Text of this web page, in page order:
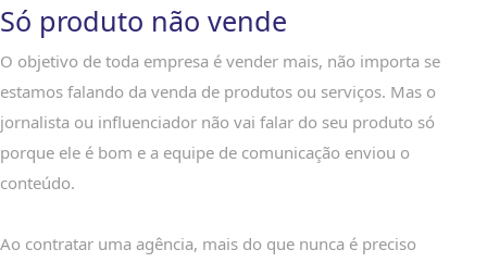
Só produto não vende
O objetivo de toda empresa é vender mais, não importa se
estamos falando da venda de produtos ou serviços. Mas o
jornalista ou influenciador não vai falar do seu produto só
porque ele é bom e a equipe de comunicação enviou o
conteúdo.
Ao contratar uma agência, mais do que nunca é preciso